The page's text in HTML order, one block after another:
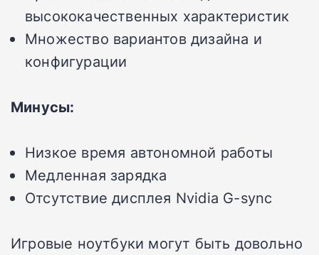
высококачественных характеристик
Множество вариантов дизайна и
конфигурации
Минусы:
Низкое время автономной работы
Медленная зарядка
Отсутствие дисплея Nvidia G-sync
Игровые ноутбуки могут быть довольно